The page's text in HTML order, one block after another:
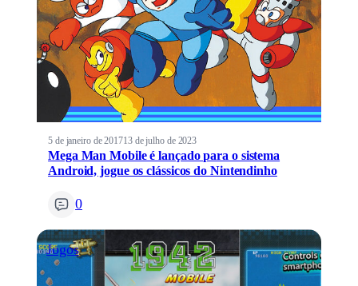
5 de janeiro de 201713 de julho de 2023
Mega Man Mobile é lançado para o sistema
Android, jogue os clássicos do Nintendinho
0
Jogos